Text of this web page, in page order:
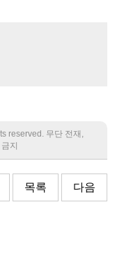
reserved. 무단 전재,
지
목록 다음